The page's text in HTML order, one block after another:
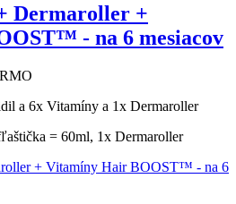
Dermaroller +
- na 6 mesiacov
a 6x Vitamíny a 1x Dermaroller
= 60ml, 1x Dermaroller